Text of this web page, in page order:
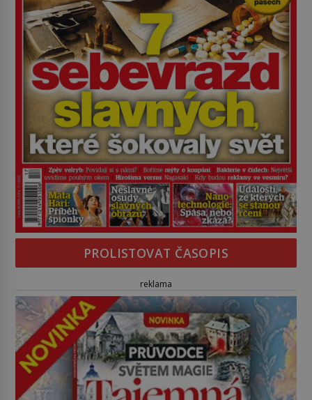
PROLISTOVAT ČASOPIS
reklama